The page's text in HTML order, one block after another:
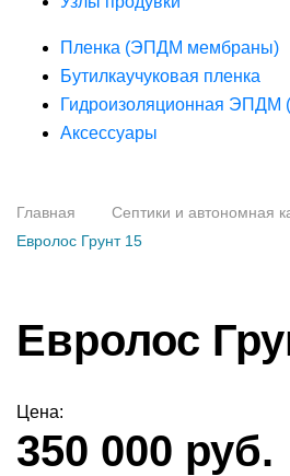
Пленка (ЭПДМ мембраны)
Бутилкаучуковая пленка
Гидроизоляционная ЭПДМ
Аксессуары
Главная
Септики и автономная
Евролос Грунт 15
Евролос
Цена:
350 000 руб.